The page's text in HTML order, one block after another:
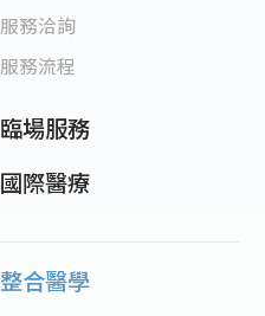
服務洽詢
服務流程
臨場服務
國際醫療
整合醫學